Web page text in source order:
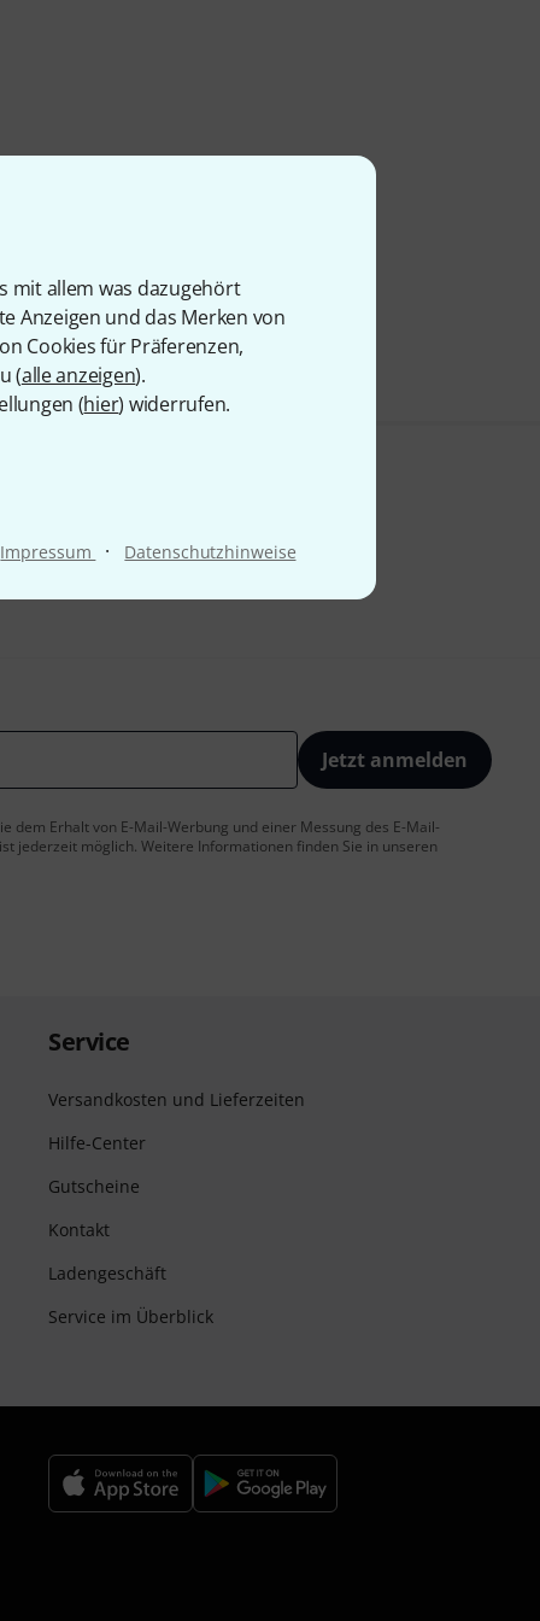
mit allem was dazugehört
Anzeigen und das Merken von
Cookies für Präferenzen,
(alle anzeigen).
(hier) widerrufen.
Impressum · Datenschutzhinweise
Jetzt anmelden
dem Erhalt von E-Mail-Werbung und einer Messung des E-Mail-
jederzeit möglich. Weitere Informationen finden Sie in unseren
Service
Versandkosten und Lieferzeiten
Hilfe-Center
Gutscheine
Kontakt
Ladengeschäft
Service im Überblick